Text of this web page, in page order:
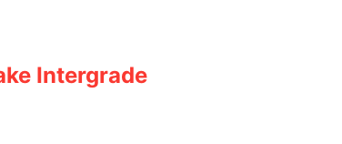
Intergrade